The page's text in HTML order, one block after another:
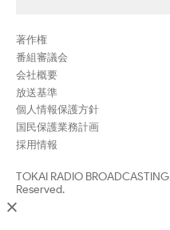
著作権
番組審議会
会社概要
放送基準
個人情報保護方針
国民保護業務計画
採用情報
TOKAI RADIO
Reserved.